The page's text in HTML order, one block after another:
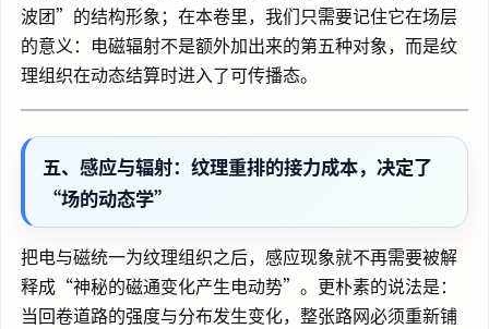
波团”的结构形象；在本卷里，我们只需要记住它在场层
的意义：电磁辐射不是额外加出来的第五种对象，而是纹
理组织在动态结算时进入了可传播态。
五、感应与辐射：纹理重排的接力成本，决定了
“场的动态学”
把电与磁统一为纹理组织之后，感应现象就不再需要被解
释成“神秘的磁通变化产生电动势”。更朴素的说法是：
当回卷道路的强度与分布发生变化，整张路网必须重新铺